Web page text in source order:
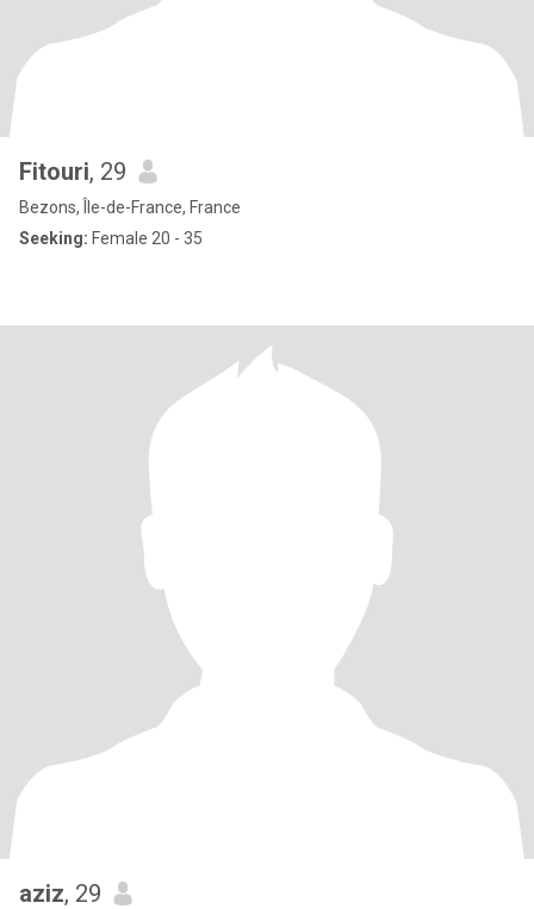
Fitouri, 29
Bezons, Île-de-France, France
Seeking: Female 20 - 35
aziz, 29